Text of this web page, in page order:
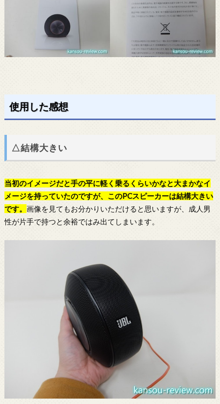
使用した感想
△結構大きい
当初のイメージだと手の平に軽く乗るくらいかなと大まかなイ
メージを持っていたのですが、このPCスピーカーは結構大きい
です。 画像を見てもお分かりいただけると思いますが、成人男
性が片手で持つと余裕ではみ出てしまいます。